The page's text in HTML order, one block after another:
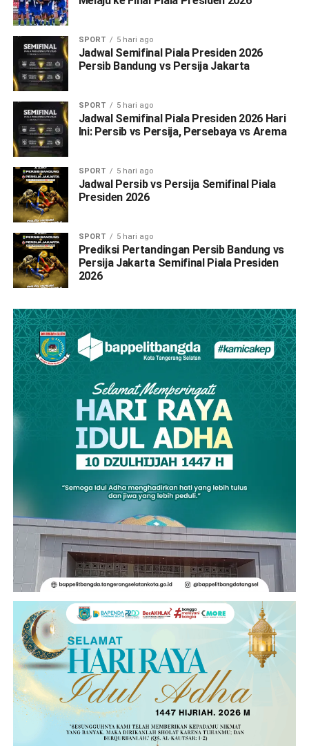
SPORT 5 hari ago
Jadwal Semifinal Piala Presiden 2026
Persib Bandung vs Persija Jakarta
SPORT 5 hari ago
Jadwal Semifinal Piala Presiden 2026 Hari
Ini: Persib vs Persija, Persebaya vs Arema
SPORT 5 hari ago
Jadwal Persib vs Persija Semifinal Piala
Presiden 2026
SPORT 5 hari ago
Prediksi Pertandingan Persib Bandung vs
Persija Jakarta Semifinal Piala Presiden
2026